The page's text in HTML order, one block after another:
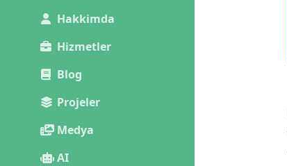
Hakkimda
Hizmetler
Blog
Projeler
Medya
AI